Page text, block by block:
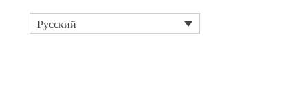
Русский